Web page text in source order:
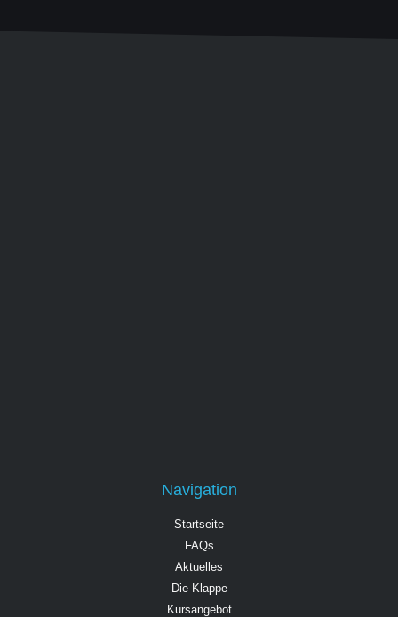
Navigation
Startseite
FAQs
Aktuelles
Die Klappe
Kursangebot